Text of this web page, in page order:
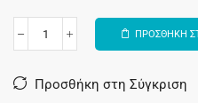
ΠΡΟΣΘΗΚΗ
Προσθήκη στη Σύγκριση